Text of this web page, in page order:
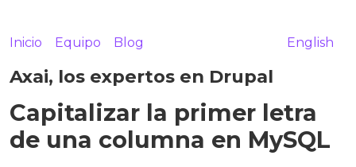
Inicio Equipo Blog English
Axai, los expertos en Drupal
Capitalizar la primer letra
de una columna en MySQL